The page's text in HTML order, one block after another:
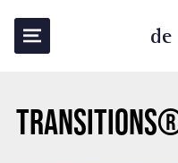
BACK TO OVERVIEW